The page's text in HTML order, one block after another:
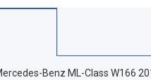
Benz ML-Class W166